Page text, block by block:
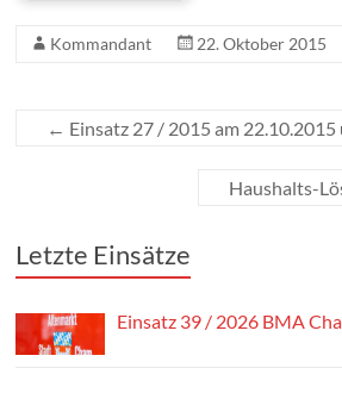
Kommandant 22. Oktober 2015
← Einsatz 27 / 2015 am 22.10.2015
Haushalts-
Letzte Einsätze
Einsatz 39 / 2026 BMA